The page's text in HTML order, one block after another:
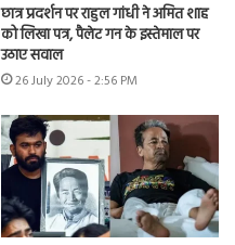
छात्र प्रदर्शन पर राहुल गांधी ने अमित शाह
को लिखा पत्र, पैलेट गन के इस्तेमाल पर
उठाए सवाल
26 July 2026 - 2:56 PM